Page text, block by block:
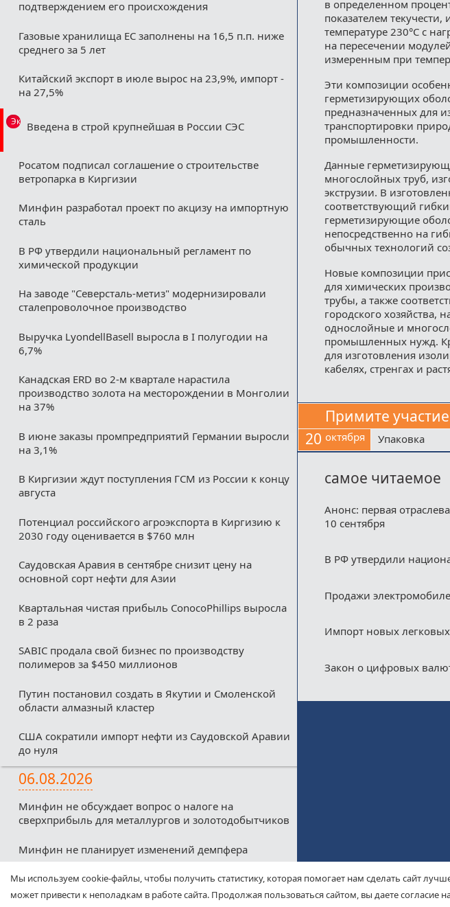
подтверждением его происхождения
Газовые хранилища ЕС заполнены на 16,5 п.п. ниже
среднего за 5 лет
Китайский экспорт в июле вырос на 23,9%, импорт -
на 27,5%
Эксклюзив
Введена в строй крупнейшая в России СЭС
Росатом подписал соглашение о строительстве
ветропарка в Киргизии
Минфин разработал проект по акцизу на импортную
сталь
В РФ утвердили национальный регламент по
химической продукции
На заводе "Северсталь-метиз" модернизировали
сталепроволочное производство
Выручка LyondellBasell выросла в I полугодии на
6,7%
Канадская ERD во 2-м квартале нарастила
производство золота на месторождении в Монголии
на 37%
В июне заказы промпредприятий Германии выросли
на 3,1%
В Киргизии ждут поступления ГСМ из России к концу
августа
Потенциал российского агроэкспорта в Киргизию к
2030 году оценивается в $760 млн
Саудовская Аравия в сентябре снизит цену на
основной сорт нефти для Азии
Квартальная чистая прибыль ConocoPhillips выросла
в 2 раза
SABIC продала свой бизнес по производству
полимеров за $450 миллионов
Путин постановил создать в Якутии и Смоленской
области алмазный кластер
США сократили импорт нефти из Саудовской Аравии
до нуля
06.08.2026
Минфин не обсуждает вопрос о налоге на
сверхприбыль для металлургов и золотодобытчиков
Минфин не планирует изменений демпфера
Минфин против любых налоговых льгот для малых
нефтекомпаний из-за дефицитного бюджета
в определенном
показателем
температуре 230°С с
на пересечении
измеренным при
Эти композиции
герметизирующих
предназначенных для
транспортировки
промышленности.
Данные
многослойных труб,
экструзии. В
соответствующий
герметизирующие
непосредственно на
обычных технологий
Новые композиции
для химических
трубы, а также
городского хозяйства,
однослойные и
промышленных нужд.
для изготовления
кабелях, стренгах и
Примите
20 октября Упаковка
самое читаемое
Анонс: первая
10 сентября
В РФ утвердили
Продажи
Импорт новых
Закон о цифровых
Мы используем cookie-файлы, чтобы получить статистику, которая помогает нам сделать сайт
может привести к неполадкам в работе сайта. Продолжая пользоваться сайтом, вы даете согласие